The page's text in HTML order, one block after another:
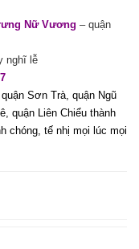
Nữ Vương – quận
nghĩ lễ
Sơn Trà, quận Ngũ
quận Liên Chiểu thành
chóng, tế nhị mọi lúc mọi